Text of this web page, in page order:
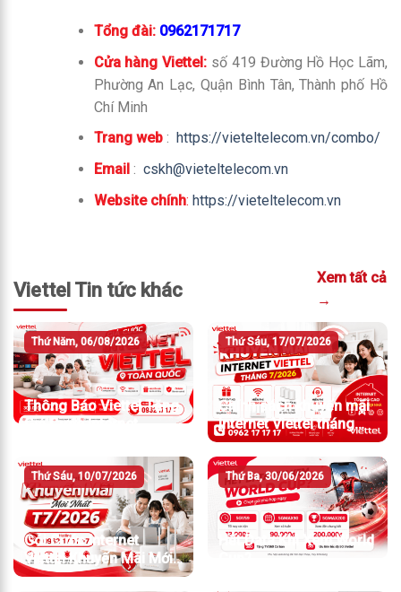
Tổng đài: 0962171717
Cửa hàng Viettel: số 419 Đường Hồ Học Lãm,
Phường An Lạc, Quận Bình Tân, Thành phố Hồ
Chí Minh
Trang web: https://vieteltelecom.vn/combo/
Email: cskh@vieteltelecom.vn
Website chính: https://vieteltelecom.vn
Viettel Tin tức khác
Xem tất cả
→
Thứ Năm, 06/08/2026
Thông Báo Viettel Tăng
Giá Cước Internet
Thứ Sáu, 17/07/2026
Chính sách khuyến mãi
Internet Viettel tháng
7/2026
Thứ Sáu, 10/07/2026
Gói Cước Internet
Viettel Khuyến Mãi Mới
Nhất T7/2026
Thứ Ba, 30/06/2026
Hết Data Khi Xem World